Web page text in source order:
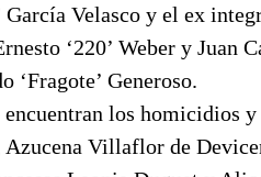
García Velasco y el ex
‘220’ Weber y Juan
‘Fragote’ Generoso.
los homicidios
Azucena Villaflor de